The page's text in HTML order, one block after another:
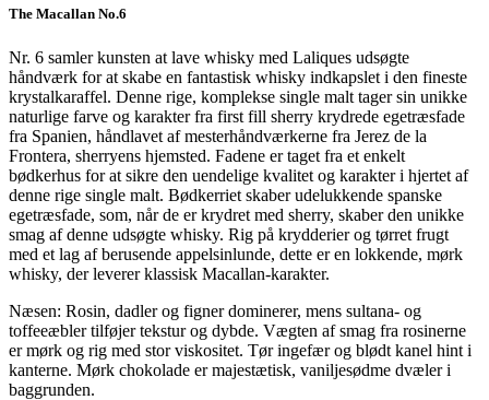
The Macallan No.6
Nr. 6 samler kunsten at lave whisky med Laliques udsøgte
håndværk for at skabe en fantastisk whisky indkapslet i den fineste
krystalkaraffel. Denne rige, komplekse single malt tager sin unikke
naturlige farve og karakter fra first fill sherry krydrede egetræsfade
fra Spanien, håndlavet af mesterhåndværkerne fra Jerez de la
Frontera, sherryens hjemsted. Fadene er taget fra et enkelt
bødkerhus for at sikre den uendelige kvalitet og karakter i hjertet af
denne rige single malt. Bødkerriet skaber udelukkende spanske
egetræsfade, som, når de er krydret med sherry, skaber den unikke
smag af denne udsøgte whisky. Rig på krydderier og tørret frugt
med et lag af berusende appelsinlunde, dette er en lokkende, mørk
whisky, der leverer klassisk Macallan-karakter.
Næsen: Rosin, dadler og figner dominerer, mens sultana- og
toffeeæbler tilføjer tekstur og dybde. Vægten af ​​smag fra rosinerne
er mørk og rig med stor viskositet. Tør ingefær og blødt kanel hint i
kanterne. Mørk chokolade er majestætisk, vaniljesødme dvæler i
baggrunden.